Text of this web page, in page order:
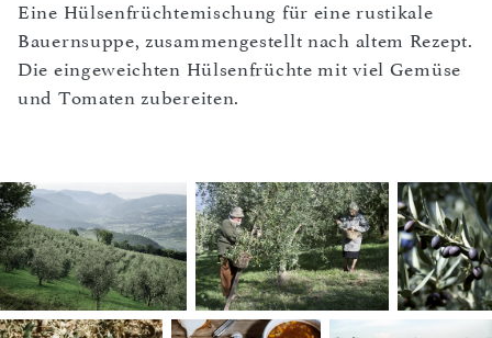
Eine Hülsenfrüchtemischung für eine rustikale
Bauernsuppe, zusammengestellt nach altem Rezept.
Die eingeweichten Hülsenfrüchte mit viel Gemüse
und Tomaten zubereiten.